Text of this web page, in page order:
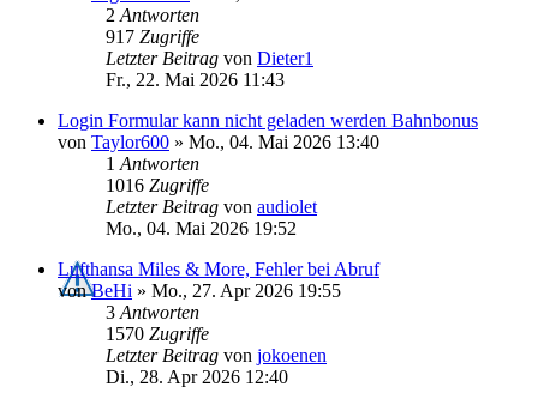
2 Antworten
917 Zugriffe
Letzter Beitrag von Dieter1
Fr., 22. Mai 2026 11:43
Login Formular kann nicht geladen werden Bahnbonus
von Taylor600 » Mo., 04. Mai 2026 13:40
1 Antworten
1016 Zugriffe
Letzter Beitrag von audiolet
Mo., 04. Mai 2026 19:52
Lufthansa Miles & More, Fehler bei Abruf
vonBeHi » Mo., 27. Apr 2026 19:55
3 Antworten
1570 Zugriffe
Letzter Beitrag von jokoenen
Di., 28. Apr 2026 12:40